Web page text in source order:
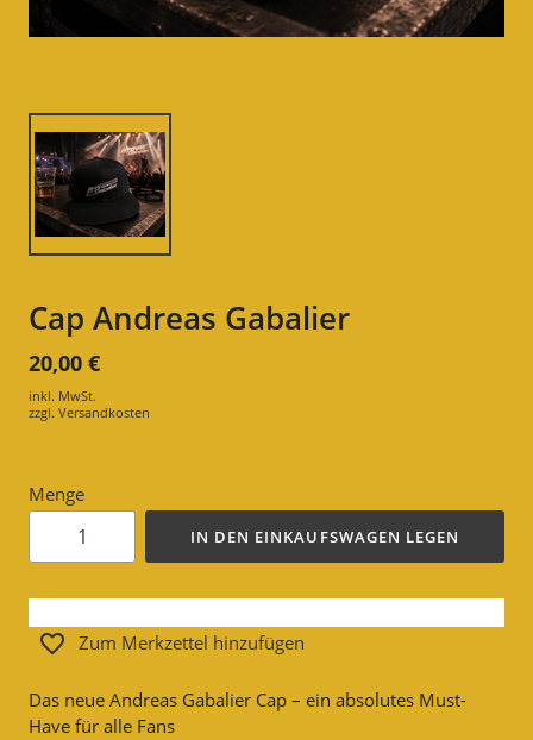
Cap Andreas Gabalier
20,00 €
inkl. MwSt.
zzgl. Versandkosten
Menge
IN DEN EINKAUFSWAGEN LEGEN
Zum Merkzettel hinzufügen
Das neue Andreas Gabalier Cap – ein absolutes Must-
Have für alle Fans